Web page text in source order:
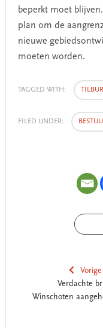
beperkt moet
plan om de
nieuwe
moeten worden.
TAGGED WITH:
FILED UNDER:
Verdachte
Winschoten